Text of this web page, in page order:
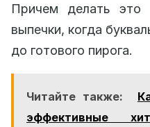
Причем делать это
выпечки, когда
до готового пирога.
Читайте также:
эффективные